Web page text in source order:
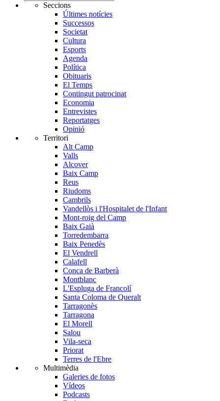
Seccions
Últimes notícies
Successos
Societat
Cultura
Esports
Agenda
Política
Obituaris
El Temps
Contingut patrocinat
Economia
Entrevistes
Reportatges
Opinió
Territori
Alt Camp
Valls
Alcover
Baix Camp
Reus
Riudoms
Cambrils
Vandellòs i l'Hospitalet de l'Infant
Mont-roig del Camp
Baix Gaià
Torredembarra
Baix Penedès
El Vendrell
Calafell
Conca de Barberà
Montblanc
L'Espluga de Francolí
Santa Coloma de Queralt
Tarragonès
Tarragona
El Morell
Salou
Vila-seca
Priorat
Terres de l'Ebre
Multimèdia
Galeries de fotos
Vídeos
Podcasts